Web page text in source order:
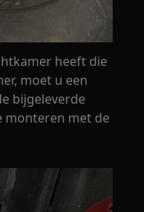
heeft die
moet u een
bijgeleverde
monteren met de